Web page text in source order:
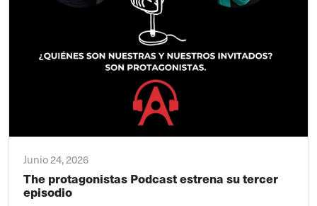
Junio 24, 2026
The protagonistas Podcast estrena su tercer
episodio